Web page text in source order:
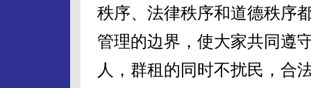
秩序、法律秩序和道德秩序
管理的边界，使大家共同遵
人，群租的同时不扰民，合